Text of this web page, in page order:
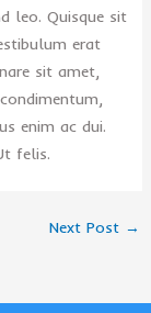
leo. Quisque sit
erat
sit amet,
enim ac dui.
felis.
Next Post →